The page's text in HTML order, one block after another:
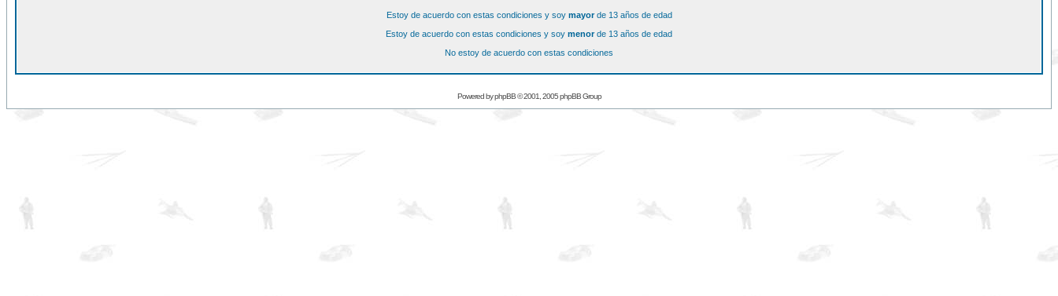
Estoy de acuerdo con estas condiciones y soy mayorde 13 años de edad
Estoy de acuerdo con estas condiciones y soy menorde 13 años de edad
No estoy de acuerdo con estas condiciones
Powered byphpBB© 2001, 2005 phpBB Group